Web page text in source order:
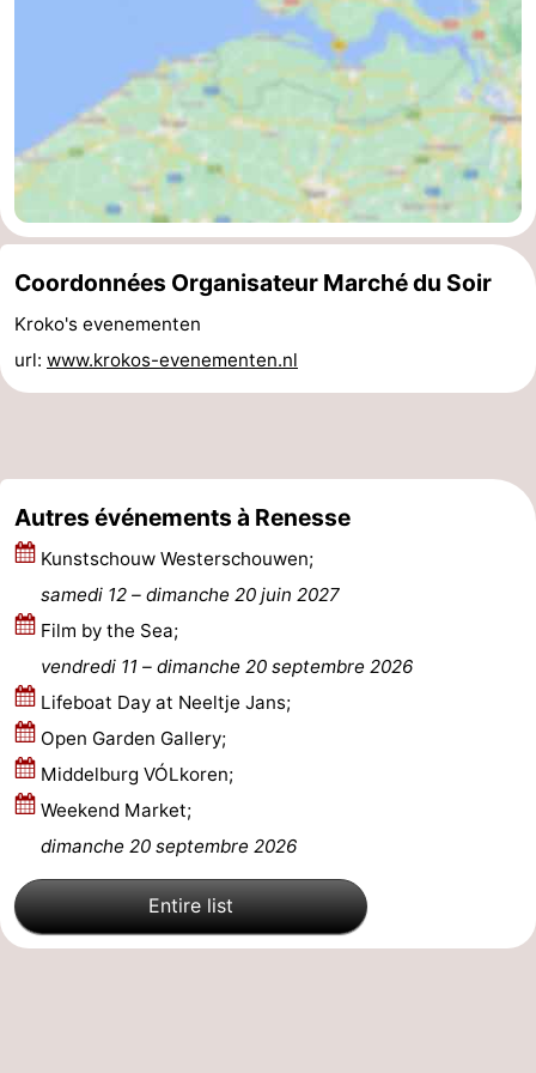
Faire
du
-
Randonnée
-
de
Surfen
-
Observation
phoques
et
manger
Événements
Pratiques
Forum
Route
Stationnement
Courtier
Adresses
Coordonnées Organisateur Marché du Soir
Kroko's evenementen
url: www.krokos-evenementen.nl
Autres événements à Renesse
Kunstschouw Westerschouwen;
samedi 12 – dimanche 20 juin 2027
Film by the Sea;
vendredi 11 – dimanche 20 septembre 2026
Lifeboat Day at Neeltje Jans;
Open Garden Gallery;
Middelburg VÓLkoren;
Weekend Market;
dimanche 20 septembre 2026
Entire list